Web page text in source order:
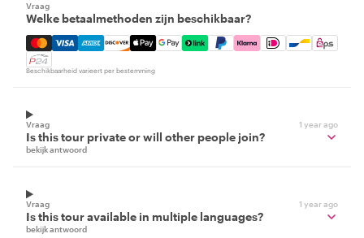
Vraag
Welke betaalmethoden zijn beschikbaar?
Mastercard, Visa, Amex, Discover, Apple Pay, Google
Beschikbaarheid varieert per bestemming
Vraag 1 year ago
Is this tour private or will other people join?
bekijk antwoord
Vraag 1 year ago
Is this tour available in multiple languages?
bekijk antwoord